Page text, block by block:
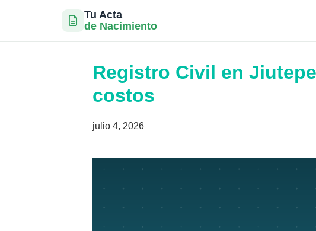
Tu Acta
de Nacimiento
Registro Civil en
costos
julio 4, 2026